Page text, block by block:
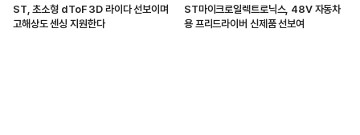
ST, 초소형 dToF 3D 라이다 선보이며
고해상도 센싱 지원한다
ST마이크로일렉트로닉스, 48V 자동차
용 프리드라이버 신제품 선보여